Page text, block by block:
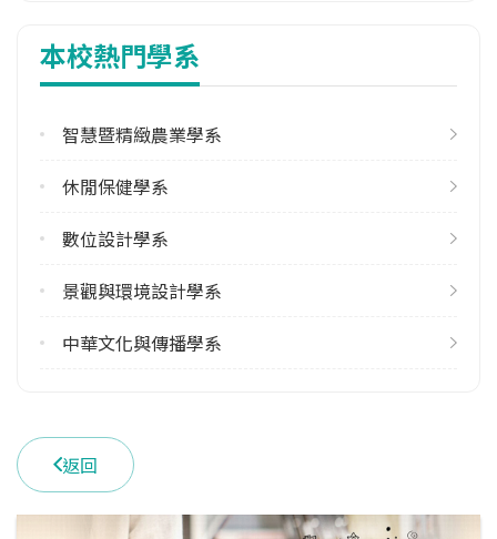
本校熱門學系
智慧暨精緻農業學系
休閒保健學系
數位設計學系
景觀與環境設計學系
中華文化與傳播學系
返回